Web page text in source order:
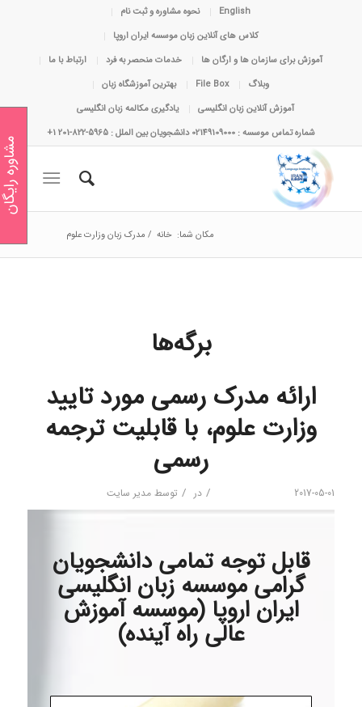
English
نحوه مشاوره و ثبت نام
کلاس های آنلاین زبان موسسه ایران اروپا
آموزش برای سازمان ها و ارگان ها
خدمات منحصر به فرد
ارتباط با ما
وبلاگ
File Box
بهترین آموزشگاه زبان
آموزش آنلاین زبان انگلیسی
یادگیری مکالمه زبان انگلیسی
شماره تماس موسسه : 02149109000 دانشجویان بین الملل : 5965-822-201 1+
مکان شما: خانه / مدرک زبان وزارت علوم
برگه‌ها
ارائه مدرک رسمی مورد تایید
وزارت علوم، با قابلیت ترجمه
رسمی
2017-05-01
/ در / توسط مدیر سایت
قابل توجه تمامی دانشجویان
گرامی موسسه زبان انگلیسی
ایران اروپا (موسسه آموزش
عالی راه آینده)